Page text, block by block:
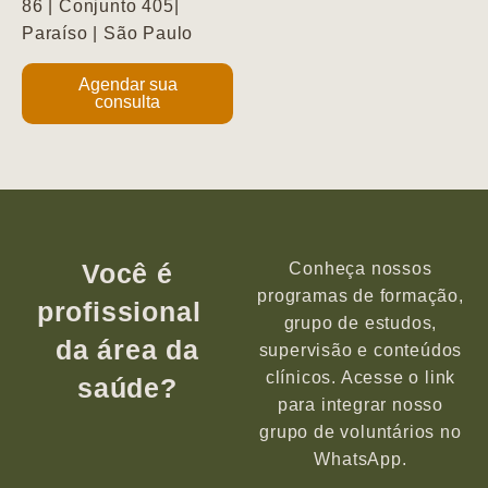
86 | Conjunto 405|
Paraíso | São Paulo
Agendar sua
consulta
Você é
profissional
da área da
saúde?
Conheça nossos
programas de formação,
grupo de estudos,
supervisão e conteúdos
clínicos. Acesse o link
para integrar nosso
grupo de voluntários no
WhatsApp.